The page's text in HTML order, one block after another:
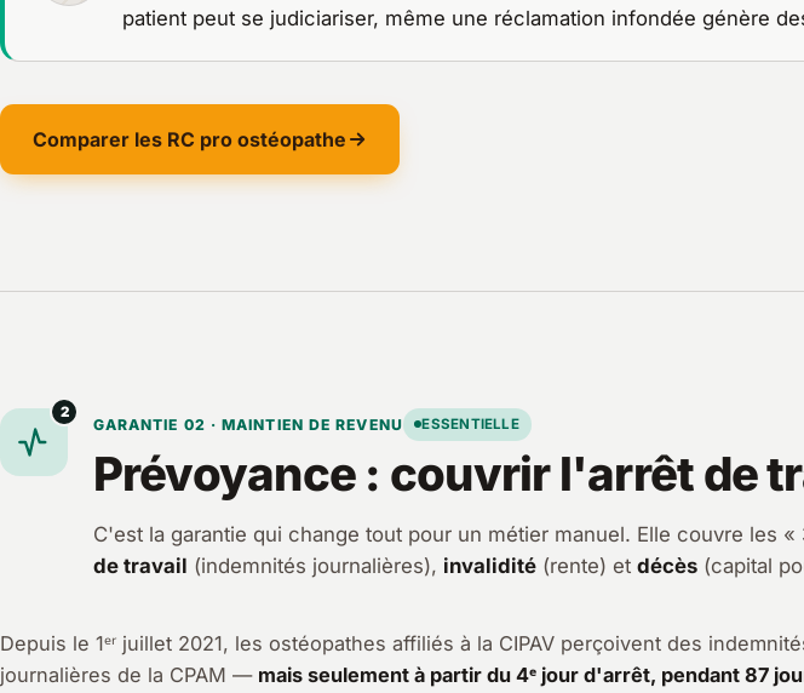
patient peut se judiciariser, même une réclamation infondée génère
Comparer les RC pro ostéopathe
2
GARANTIE 02 · MAINTIEN DE REVENU ESSENTIELLE
Prévoyance : couvrir l'arrêt de
C'est la garantie qui change tout pour un métier manuel. Elle couvre les «
de travail (indemnités journalières), invalidité(rente) et décès(capital
Depuis le 1ᵉʳ juillet 2021, les ostéopathes affiliés à la CIPAV perçoivent des
journalières de la CPAM — mais seulement à partir du 4ᵉ jour d'arrêt, pendant 87